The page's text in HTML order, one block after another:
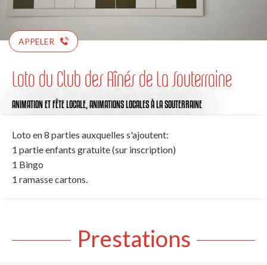
APPELER
Loto du Club des Aînés de La Souterraine
ANIMATION ET FÊTE LOCALE, ANIMATIONS LOCALESÀ LA SOUTERRAINE
Loto en 8 parties auxquelles s'ajoutent:
1 partie enfants gratuite (sur inscription)
1 Bingo
1 ramasse cartons.
Prestations